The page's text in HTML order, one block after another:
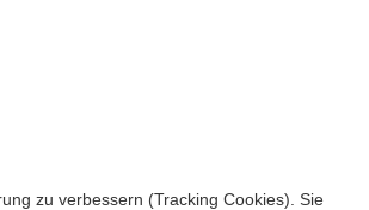
zu verbessern (Tracking Cookies). Sie